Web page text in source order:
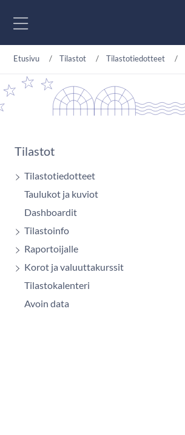
Etusivu Tilastot Tilastotiedotteet
Tilastot
Tilastotiedotteet
Taulukot ja kuviot
Dashboardit
Tilastoinfo
Raportoijalle
Korot ja valuuttakurssit
Tilastokalenteri
Avoin data